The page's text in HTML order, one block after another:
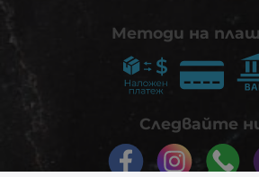
Методи на
Следвайте